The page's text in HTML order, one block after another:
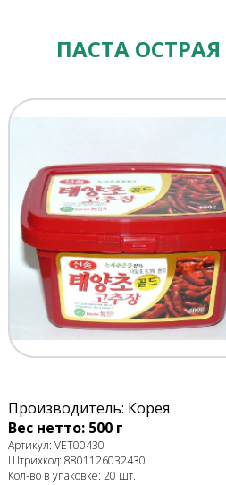
ПАСТА
Производитель: Корея
Вес нетто: 500 г
Артикул: VET00430
Штрихкод: 8801126032430
Кол-во в упаковке: 20 шт.